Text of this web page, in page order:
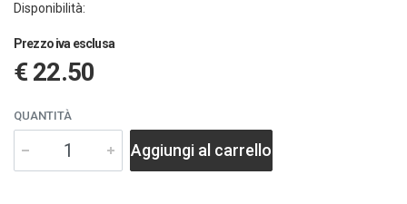
Disponibilità:
Prezzo iva esclusa
€ 22.50
QUANTITÀ
Aggiungi al carrello